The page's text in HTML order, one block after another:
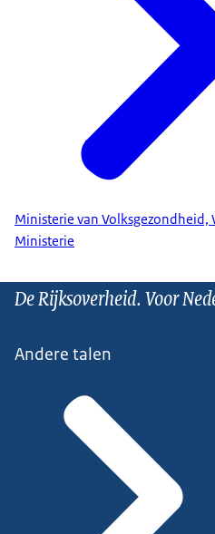
Ministerie van Volksgezondheid,
Ministerie
De Rijksoverheid. Voor
Andere talen